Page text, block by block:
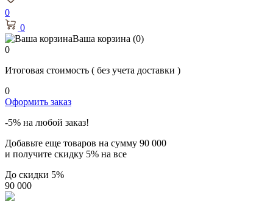
0
0
Ваша корзина (0)
0
Итоговая стоимость ( без учета доставки )
0
Оформить заказ
-5% на любой заказ!
Добавьте еще товаров на сумму 90 000
и получите скидку 5% на все
До скидки 5%
90 000